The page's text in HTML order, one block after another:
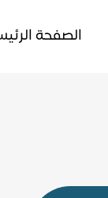
الصفحة